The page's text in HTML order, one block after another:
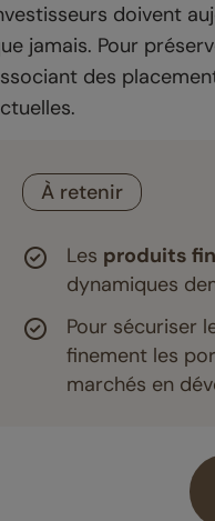
doivent
jamais. Pour
des
À retenir
Les produits
dynamiques
Pour sécuriser
finement les
marchés en